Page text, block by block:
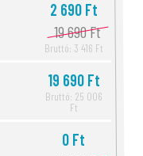
2 690 Ft
19 690 Ft
Bruttó: 3 416 Ft
19 690 Ft
Bruttó: 25 006
Ft
0 Ft